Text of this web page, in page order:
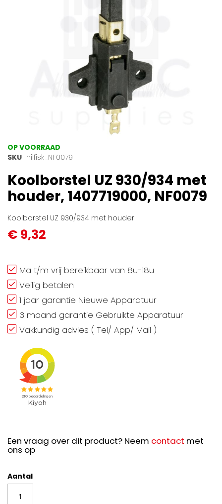
Ga
naar
begin
van
de
gallerij
OP VOORRAAD
SKU nilfisk_NF0079
Koolborstel UZ 930/934 met
houder, 1407719000, NF0079
Koolborstel UZ 930/934 met houder
€ 9,32
Ma t/m vrij bereikbaar van 8u-18u
Veilig betalen
1 jaar garantie Nieuwe Apparatuur
3 maand garantie Gebruikte Apparatuur
Vakkundig advies ( Tel/ App/ Mail )
Een vraag over dit product? Neem contact met
ons op
Aantal